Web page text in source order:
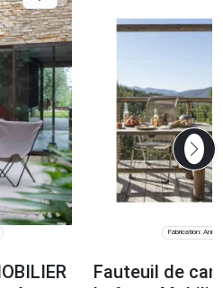
Fabrication:
Fauteuil de